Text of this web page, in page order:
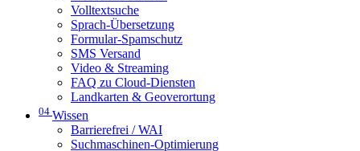
Volltextsuche
Sprach-Übersetzung
Formular-Spamschutz
SMS Versand
Video & Streaming
FAQ zu Cloud-Diensten
Landkarten & Geoverortung
04 Wissen
Barrierefrei / WAI
Suchmaschinen-Optimierung